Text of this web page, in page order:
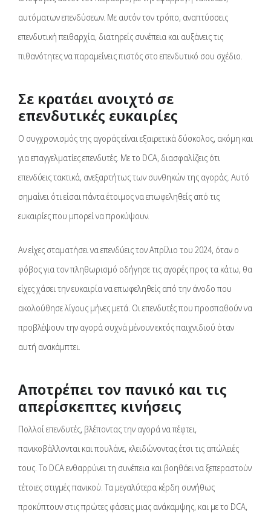
αυτόματων επενδύσεων. Με αυτόν τον τρόπο, αναπτύσσεις
επενδυτική πειθαρχία, διατηρείς συνέπεια και αυξάνεις τις
πιθανότητες να παραμείνεις πιστός στο επενδυτικό σου σχέδιο.
Σε κρατάει ανοιχτό σε
επενδυτικές ευκαιρίες
Ο συγχρονισμός της αγοράς είναι εξαιρετικά δύσκολος, ακόμη και
για επαγγελματίες επενδυτές. Με το DCA, διασφαλίζεις ότι
επενδύεις τακτικά, ανεξαρτήτως των συνθηκών της αγοράς. Αυτό
σημαίνει ότι είσαι πάντα έτοιμος να επωφεληθείς από τις
ευκαιρίες που μπορεί να προκύψουν.
Αν είχες σταματήσει να επενδύεις τον Απρίλιο του 2024, όταν ο
φόβος για τον πληθωρισμό οδήγησε τις αγορές προς τα κάτω, θα
είχες χάσει την ευκαιρία να επωφεληθείς από την άνοδο που
ακολούθησε λίγους μήνες μετά. Οι επενδυτές που προσπαθούν να
προβλέψουν την αγορά συχνά μένουν εκτός παιχνιδιού όταν
αυτή ανακάμπτει.
Αποτρέπει τον πανικό και τις
απερίσκεπτες κινήσεις
Πολλοί επενδυτές, βλέποντας την αγορά να πέφτει,
πανικοβάλλονται και πουλάνε, κλειδώνοντας έτσι τις απώλειές
τους. Το DCA ενθαρρύνει τη συνέπεια και βοηθάει να ξεπεραστούν
τέτοιες στιγμές πανικού. Τα μεγαλύτερα κέρδη συνήθως
προκύπτουν στις πρώτες φάσεις μιας ανάκαμψης, και με το DCA,